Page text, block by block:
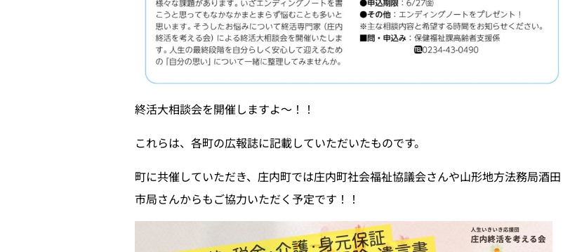
終活大相談会を開催しますよ〜！！
これらは、各町の広報誌に記載していただいたものです。
町に共催していただき、庄内町では庄内町社会福祉協議会さんや山形地方法務局酒田
市局さんからもご協力いただく予定です！！